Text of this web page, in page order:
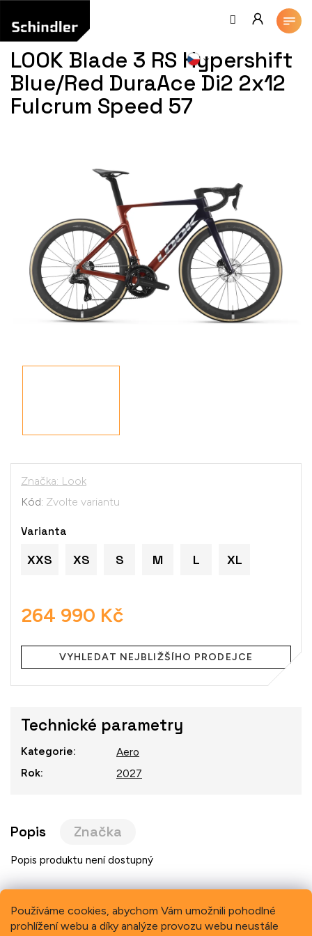
Používáme cookies, abychom Vám umožnili pohodlné
prohlížení webu a díky analýze provozu webu neustále
obsah
LOOK Blade 3 RS Hypershift
Blue/Red DuraAce Di2 2x12
Fulcrum Speed 57
Značka: Look
Kód: Zvolte variantu
264 990 Kč
cena:
VYHLEDAT NEJBLIŽŠÍHO PRODEJCE
Varianta
XXS XS S M L XL
Technické parametry
Kategorie:
Aero
Rok: 2027
Popis Značka
Popis produktu není dostupný
Previous